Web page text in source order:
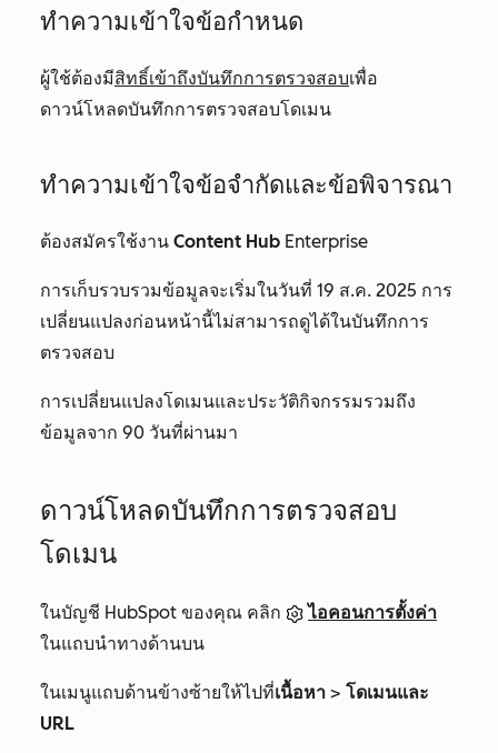
ทำความเข้าใจข้อกำหนด
ผู้ใช้ต้องมีสิทธิ์เข้าถึงบันทึกการตรวจสอบเพื่อ
ดาวน์โหลดบันทึกการตรวจสอบโดเมน
ทำความเข้าใจข้อจำกัดและข้อพิจารณา
ต้องสมัครใช้งาน Content Hub Enterprise
การเก็บรวบรวมข้อมูลจะเริ่มในวันที่ 19 ส.ค. 2025 การ
เปลี่ยนแปลงก่อนหน้านี้ไม่สามารถดูได้ในบันทึกการ
ตรวจสอบ
การเปลี่ยนแปลงโดเมนและประวัติกิจกรรมรวมถึง
ข้อมูลจาก 90 วันที่ผ่านมา
ดาวน์โหลดบันทึกการตรวจสอบ
โดเมน
ในบัญชี HubSpot ของคุณ คลิก
ไอคอนการตั้งค่า
ในแถบนำทางด้านบน
ในเมนูแถบด้านข้างซ้ายให้ไปที่เนื้อหา > โดเมนและ
URL